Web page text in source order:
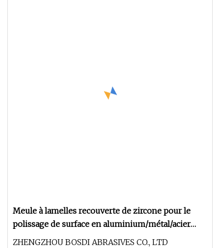
Meule à lamelles recouverte de zircone pour le
polissage de surface en aluminium/métal/acier
inoxydable
ZHENGZHOU BOSDI ABRASIVES CO., LTD